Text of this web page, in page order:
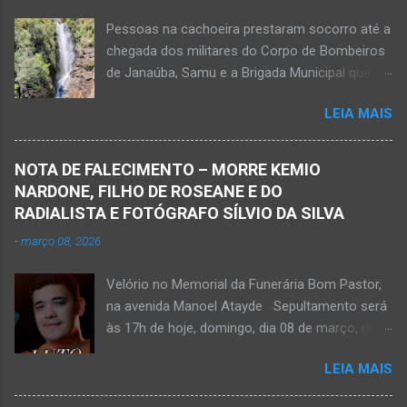
Pessoas na cachoeira prestaram socorro até a
chegada dos militares do Corpo de Bombeiros
de Janaúba, Samu e a Brigada Municipal que
resistiu e foi a óbito Foto álbum pessoal Kauan
Pereira Alves publicou em sua rede social a
foto em que apreciava a Cachoeira Maria Rosa,
em Mato Verde, pouco tempo antes de se
afogar e depois vir a óbito nesta terça-feira, dia
socorrem estudante que se afogou em
cachoeira em Mato Verde nesta terça-feira, dia
28 de abril de 2026. Adolescente não resistiu e
– O que seria um dia de lazer, de conhecimento
e de interação acabou em tragédia para um
LEIA MAIS
NOTA DE FALECIMENTO – MORRE KEMIO
NARDONE, FILHO DE ROSEANE E DO
RADIALISTA E FOTÓGRAFO SÍLVIO DA SILVA
-março 08, 2026
Velório no Memorial da Funerária Bom Pastor,
na avenida Manoel Atayde Sepultamento será
às 17h de hoje, domingo, dia 08 de março, no
da rodovia MG-401, saída de Janaúba para
Jaíba Kemio Nardone Kemio Nardone
LEIA MAIS